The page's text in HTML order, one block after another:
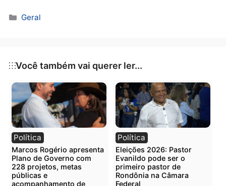
ideal para sua casa
disponível, do estilo de decoração e das
de uso. Para quem tem áreas externas, modelos
maiores e com formatos circulares são perfeitos
jardins e varandas, criando um ambiente de
ao ar livre. Já para espaços internos, modelos
compactos e ovais podem ser a escolha ideal,
proporcionando conforto e sofisticação sem ocupar
muito espaço.
Para garantir que o ofurô atenda às expectativas e